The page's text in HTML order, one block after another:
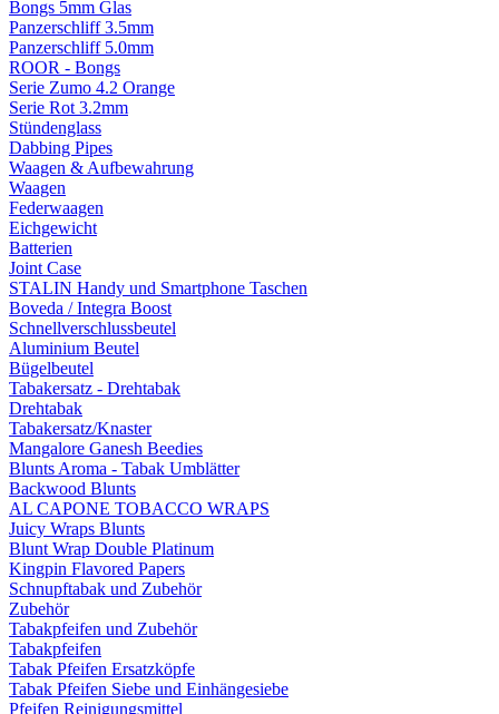
Bongs 5mm Glas
Panzerschliff 3.5mm
Panzerschliff 5.0mm
ROOR - Bongs
Serie Zumo 4.2 Orange
Serie Rot 3.2mm
Stündenglass
Dabbing Pipes
Waagen & Aufbewahrung
Waagen
Federwaagen
Eichgewicht
Batterien
Joint Case
STALIN Handy und Smartphone Taschen
Boveda / Integra Boost
Schnellverschlussbeutel
Aluminium Beutel
Bügelbeutel
Tabakersatz - Drehtabak
Drehtabak
Tabakersatz/Knaster
Mangalore Ganesh Beedies
Blunts Aroma - Tabak Umblätter
Backwood Blunts
AL CAPONE TOBACCO WRAPS
Juicy Wraps Blunts
Blunt Wrap Double Platinum
Kingpin Flavored Papers
Schnupftabak und Zubehör
Zubehör
Tabakpfeifen und Zubehör
Tabakpfeifen
Tabak Pfeifen Ersatzköpfe
Tabak Pfeifen Siebe und Einhängesiebe
Pfeifen Reinigungsmittel